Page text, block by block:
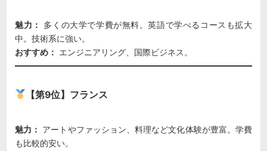
魅力：
多くの大学で学費が無料。英語で学べるコースも拡大
中。技術系に強い。
おすすめ： エンジニアリング、国際ビジネス。
【第9位】フランス
魅力： アートやファッション、料理など文化体験が豊富。学費
も比較的安い。